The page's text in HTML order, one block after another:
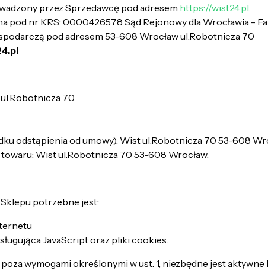
przez Sprzedawcę pod adresem https://wist24.pl
pod nr KRS: 0000426578 Sąd Rejonowy dla Wrocławia -
pod adresem 53-608 Wrocław ul.Robotnicza 70
70
odstąpienia od umowy): Wist ul.Robotnicza 70 53-608
Wist ul.Robotnicza 70 53-608 Wrocław.
potrzebne jest:
JavaScript oraz pliki cookies.
wymogami określonymi w ust. 1, niezbędne jest